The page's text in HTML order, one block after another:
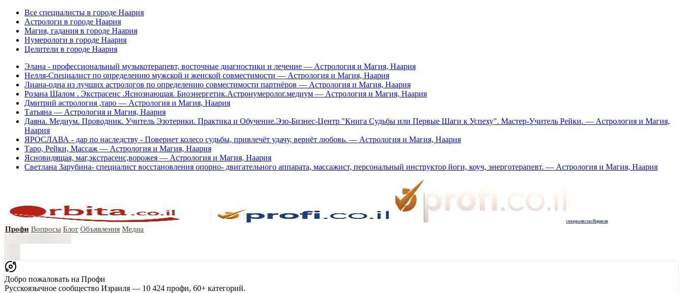
Все специалисты в городе Наария
Астрологи в городе Наария
Магия, гадания в городе Наария
Нумерологи в городе Наария
Целители в городе Наария
Элана - профессиональный музыкотерапевт, восточные диагностики и лечение — Астрология и Магия, Наария
Нелля-Специалист по определению мужской и женской совместимости — Астрология и Магия, Наария
Лиана-одна из лучших астрологов по определению совместимости партнёров — Астрология и Магия, Наария
Розана Шалом . Экстрасенс .Яснознающая. Биоэнергетик.Астронумеролог.медиум — Астрология и Магия, Наария
Дмитрий астрология ,таро — Астрология и Магия, Наария
Татьяна — Астрология и Магия, Наария
Даяна. Медиум. Проводник. Учитель Эзотерики. Практика и Обучение.Эзо-Бизнес-Центр "Книга Судьбы или Первые Шаги к Успеху". Мастер-Учитель Рейки. — Астрология и Магия,
Наария
ЯРОСЛАВА - дар по наследству - Повернет колесо судьбы, привлечёт удачу, вернёт любовь. — Астрология и Магия, Наария
Таро, Рейки, Массаж — Астрология и Магия, Наария
Ясновидящая, маг,экстрасенс,ворожея — Астрология и Магия, Наария
Светлана Зарубина- специалист восстановления опорно- двигательного аппарата, массажист, персональный инструктор йоги, коуч, энерготерапевт. — Астрология и Магия, Наария
специалисты Израиля
Профи Вопросы Блог Объявления Медиа
Добро пожаловать на Профи
Русскоязычное сообщество Израиля — 10 424 профи, 60+ категорий.